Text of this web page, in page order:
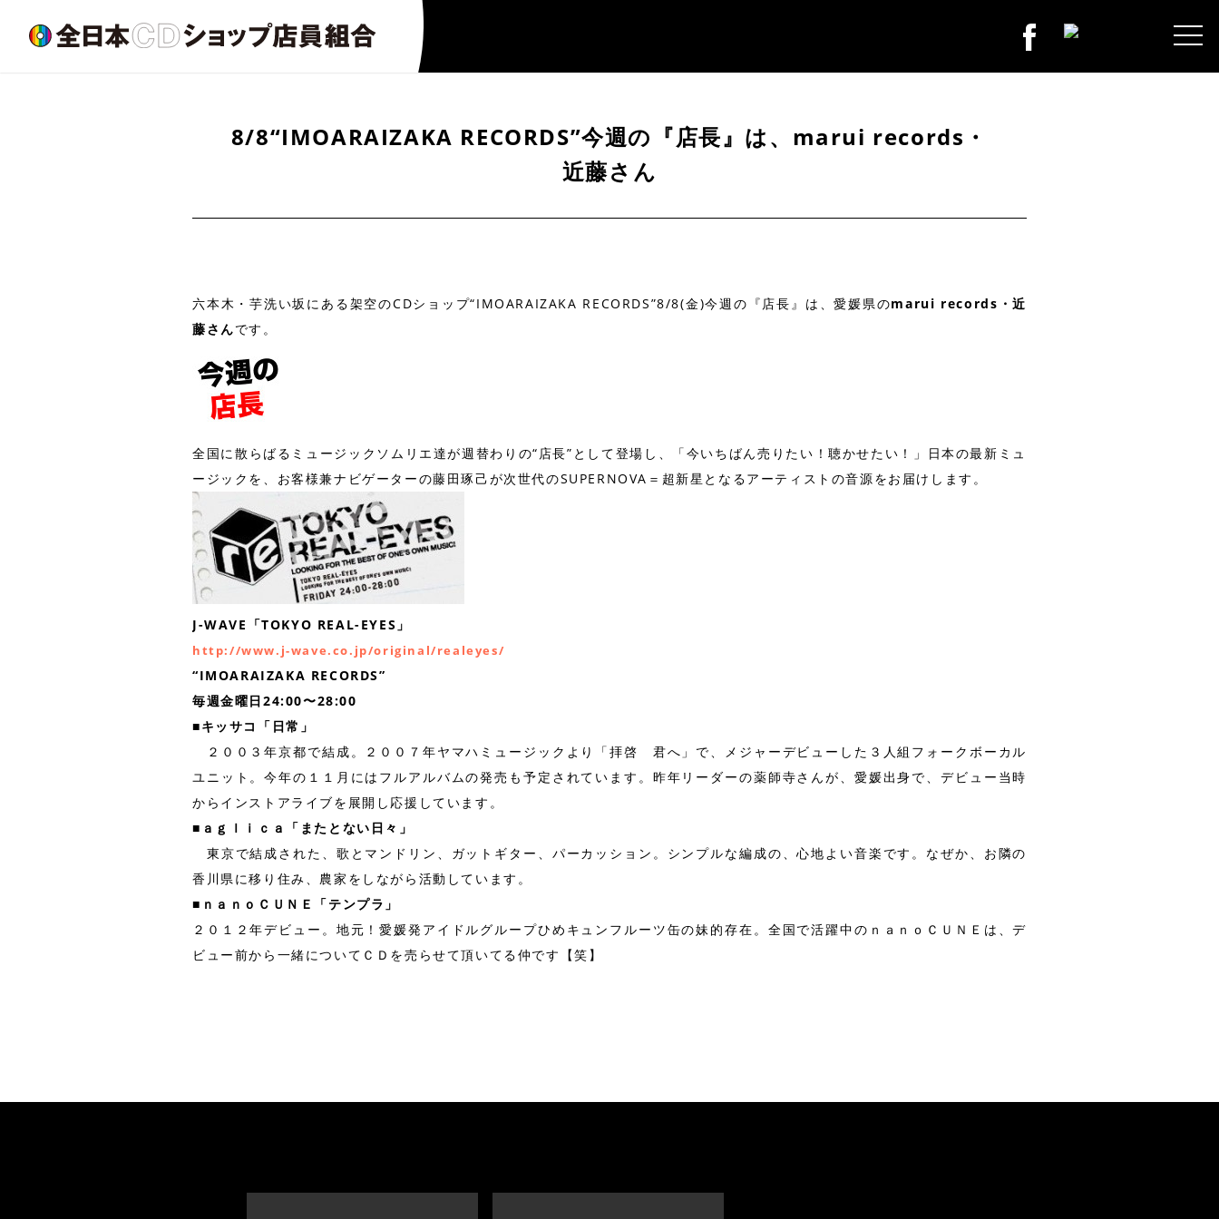
8/8“IMOARAIZAKA RECORDS”今週の『店長』は、marui records・
近藤さん
六本木・芋洗い坂にある架空のCDショップ“IMOARAIZAKA RECORDS”8/8(金)今週の『店長』は、愛媛県のmarui records・近
藤さんです。
全国に散らばるミュージックソムリエ達が週替わりの“店長”として登場し、「今いちばん売りたい！聴かせたい！」日本の最新ミュ
ージックを、お客様兼ナビゲーターの藤田琢己が次世代のSUPERNOVA＝超新星となるアーティストの音源をお届けします。
J-WAVE「TOKYO REAL-EYES」
http://www.j-wave.co.jp/original/realeyes/
“IMOARAIZAKA RECORDS”
毎週金曜日24:00〜28:00
■キッサコ「日常」
２００３年京都で結成。２００７年ヤマハミュージックより「拝啓 君へ」で、メジャーデビューした３人組フォークボーカル
ユニット。今年の１１月にはフルアルバムの発売も予定されています。昨年リーダーの薬師寺さんが、愛媛出身で、デビュー当時
からインストアライブを展開し応援しています。
■ａｇｌｉｃａ「またとない日々」
東京で結成された、歌とマンドリン、ガットギター、パーカッション。シンプルな編成の、心地よい音楽です。なぜか、お隣の
香川県に移り住み、農家をしながら活動しています。
■ｎａｎｏＣＵＮＥ「テンプラ」
２０１２年デビュー。地元！愛媛発アイドルグループひめキュンフルーツ缶の妹的存在。全国で活躍中のｎａｎｏＣＵＮＥは、デ
ビュー前から一緒についてＣＤを売らせて頂いてる仲です【笑】